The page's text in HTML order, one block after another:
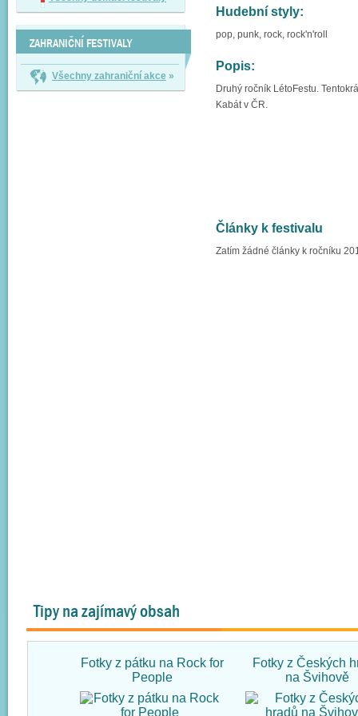
ZAHRANIČNÍ FESTIVALY
Všechny zahraniční akce »
Hudební styly:
pop, punk, rock, rock'n'roll
Popis:
Druhý ročník LétoFestu.
Kabát v ČR.
Články k festivalu
Zatím žádné články k ročníku
Tipy na zajímavý obsah
Fotky z pátku na Rock for
People
Fotky z Českých
na Švihově